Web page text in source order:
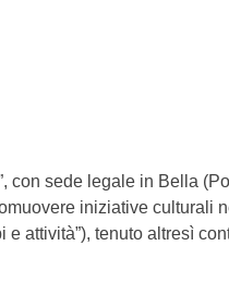
con sede legale in Bella
iniziative
attività”), tenuto altresì